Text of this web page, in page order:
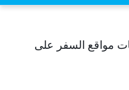
مواقع السفر على